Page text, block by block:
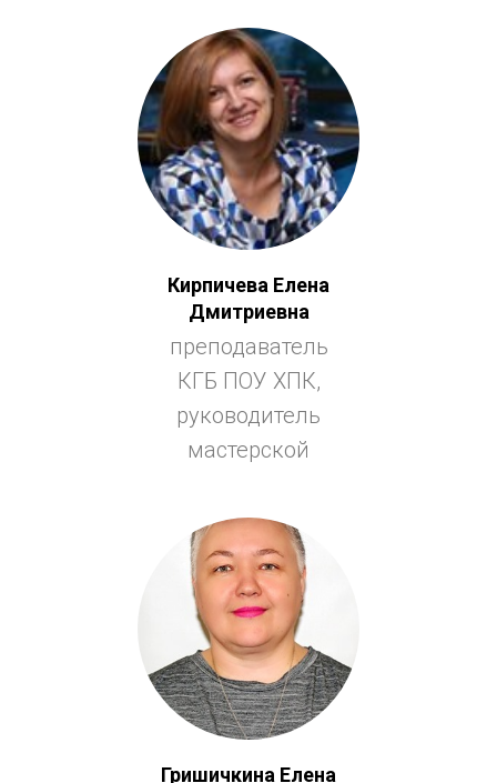
Кирпичева Елена
Дмитриевна
преподаватель
КГБ ПОУ ХПК,
руководитель
мастерской
Гришичкина Елена